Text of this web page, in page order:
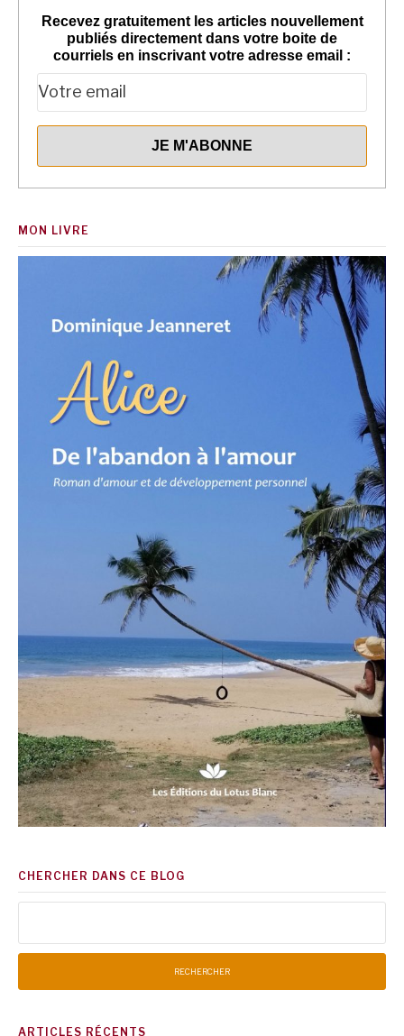
Recevez gratuitement les articles nouvellement
publiés directement dans votre boite de
courriels en inscrivant votre adresse email :
MON LIVRE
CHERCHER DANS CE BLOG
ARTICLES RÉCENTS